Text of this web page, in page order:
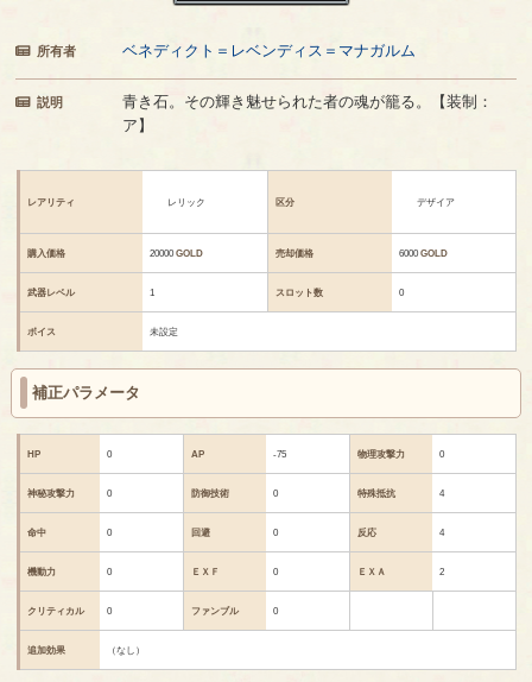
所有者 ベネディクト＝レベンディス＝マナガルム
説明
青き石。その輝き魅せられた者の魂が籠る。【装制：
ア】
レアリティ レリック 区分 デザイア
購入価格 20000GOLD 売却価格 6000GOLD
武器レベル 1 スロット数 0
ボイス 未設定
補正パラメータ
HP 0 AP -75 物理攻撃力 0
神秘攻撃力 0 防御技術 0 特殊抵抗 4
命中 0 回避 0 反応 4
機動力 0 ＥＸＦ 0 ＥＸＡ 2
クリティカル 0 ファンブル 0
追加効果 （なし）